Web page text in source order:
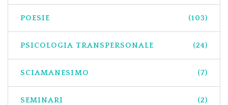
POESIE (103)
PSICOLOGIA TRANSPERSONALE (24)
SCIAMANESIMO (7)
SEMINARI (2)